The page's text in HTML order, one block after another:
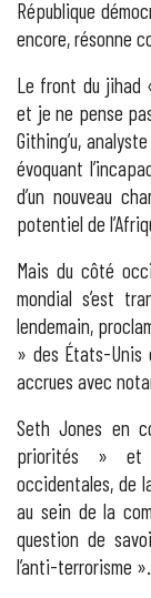
République
encore, résonne
Le front du jihad
et je ne pense
Githing’u,
évoquant
d’un nouveau
potentiel de
Mais du côté
mondial s’est
lendemain,
» des États-Unis
accrues avec
Seth Jones en
priorités » et
occidentales, de
au sein de la
question de
l’anti-terrorisme ».